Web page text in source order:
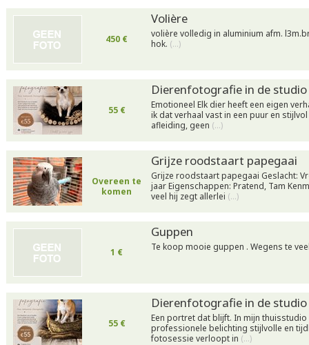
450 €
Volière
volière volledig in aluminium afm.
hok. (…)
55 €
Dierenfotografie in de studio
Emotioneel Elk dier heeft een eigen
ik dat verhaal vast in een puur en
afleiding, geen (…)
Overeen te
komen
Grijze roodstaart papegaai
Grijze roodstaart papegaai Geslacht:
jaar Eigenschappen: Pratend, Tam
veel hij zegt allerlei (…)
1 €
Guppen
Te koop mooie guppen . Wegens te
55 €
Dierenfotografie in de studio
Een portret dat blijft. In mijn thuisstudio
professionele belichting stijlvolle en
fotosessie verloopt in (…)